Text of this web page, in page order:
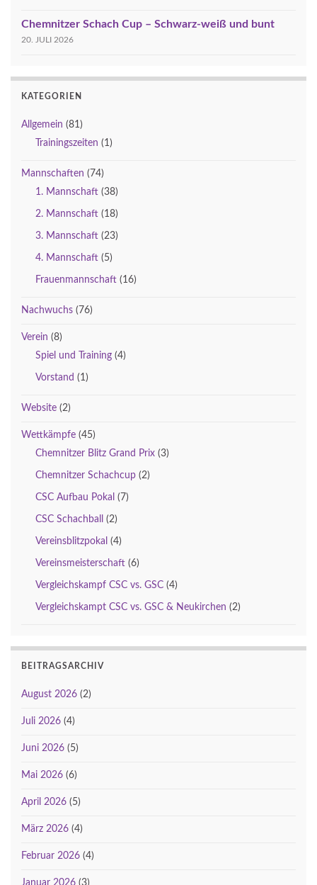
Chemnitzer Schach Cup – Schwarz-weiß und bunt
20. JULI 2026
KATEGORIEN
Allgemein (81)
Trainingszeiten (1)
Mannschaften (74)
1. Mannschaft (38)
2. Mannschaft (18)
3. Mannschaft (23)
4. Mannschaft (5)
Frauenmannschaft (16)
Nachwuchs (76)
Verein (8)
Spiel und Training (4)
Vorstand (1)
Website (2)
Wettkämpfe (45)
Chemnitzer Blitz Grand Prix (3)
Chemnitzer Schachcup (2)
CSC Aufbau Pokal (7)
CSC Schachball (2)
Vereinsblitzpokal (4)
Vereinsmeisterschaft (6)
Vergleichskampf CSC vs. GSC (4)
Vergleichskampt CSC vs. GSC & Neukirchen (2)
BEITRAGSARCHIV
August 2026 (2)
Juli 2026 (4)
Juni 2026 (5)
Mai 2026 (6)
April 2026 (5)
März 2026 (4)
Februar 2026 (4)
Januar 2026 (3)